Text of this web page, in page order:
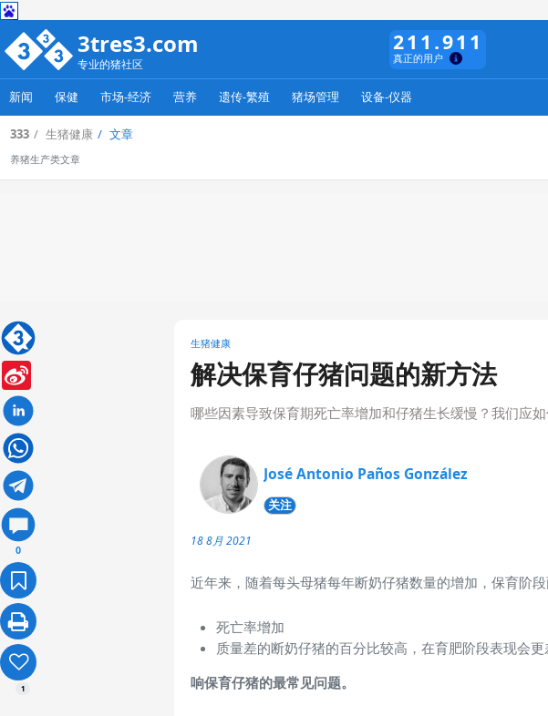
3tres3.com
专业的猪社区
211.911
真正的用户
新闻 保健 市场-经济 营养 遗传-繁殖 猪场管理 设备-仪器
333 生猪健康 文章
养猪生产类文章
0
1
生猪健康
解决保育仔猪问题的新方法
哪些因素导致保育期死亡率增加和仔猪生长缓慢？我们应
José Antonio Paños González
关注
18 8月 2021
近年来，随着每头母猪每年断奶仔猪数量的增加，保育阶
死亡率增加
质量差的断奶仔猪的百分比较高，在育肥阶段表现会更
响保育仔猪的最常见问题。